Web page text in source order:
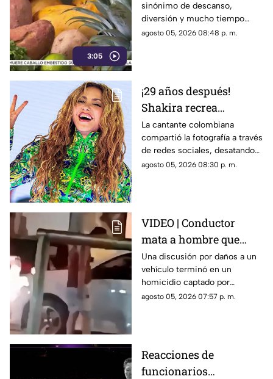
3:05
sinónimo de descanso,
diversión y mucho tiempo
libre.
agosto 05, 2026 08:48 p. m.
¡29 años después!
Shakira recrea
ICÓNICO meme; esta es
la historia de la
fotografía
La cantante colombiana
compartió la fotografía a través
de redes sociales, desatando
cientos de comentarios.
agosto 05, 2026 08:30 p. m.
VIDEO | Conductor
mata a hombre que
rompió su espejo
retrovisor
Una discusión por daños a un
vehículo terminó en un
homicidio captado por
testigos.
agosto 05, 2026 07:57 p. m.
Reacciones de
funcionarios